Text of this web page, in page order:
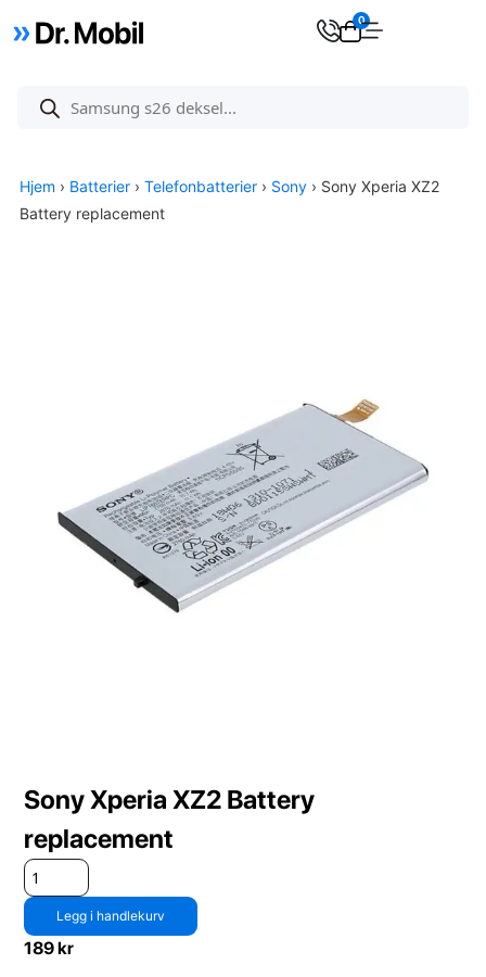
0
Hjem › Batterier › Telefonbatterier › Sony › Sony Xperia XZ2
Battery replacement
Sony Xperia XZ2 Battery
replacement
Legg i handlekurv
189kr